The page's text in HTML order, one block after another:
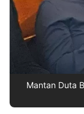
Follow
Kabarbaru
Mantan Duta